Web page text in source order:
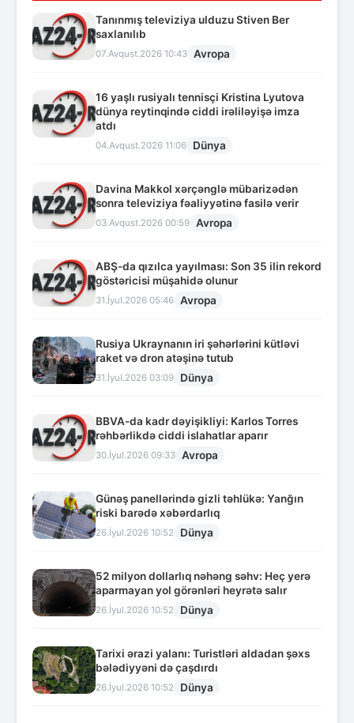
Tanınmış televiziya ulduzu Stiven Ber
saxlanılıb
07.Avqust.2026 10:43 Avropa
16 yaşlı rusiyalı tennisçi Kristina Lyutova
dünya reytinqində ciddi irəliləyişə imza
atdı
04.Avqust.2026 11:06 Dünya
Davina Makkol xərçənglə mübarizədən
sonra televiziya fəaliyyətinə fasilə verir
03.Avqust.2026 00:59 Avropa
ABŞ-da qızılca yayılması: Son 35 ilin rekord
göstəricisi müşahidə olunur
31.İyul.2026 05:46 Avropa
Rusiya Ukraynanın iri şəhərlərini kütləvi
raket və dron atəşinə tutub
31.İyul.2026 03:09 Dünya
BBVA-da kadr dəyişikliyi: Karlos Torres
rəhbərlikdə ciddi islahatlar aparır
30.İyul.2026 09:33 Avropa
Günəş panellərində gizli təhlükə: Yanğın
riski barədə xəbərdarlıq
26.İyul.2026 10:52 Dünya
52 milyon dollarlıq nəhəng səhv: Heç yerə
aparmayan yol görənləri heyrətə salır
26.İyul.2026 10:52 Dünya
Tarixi ərazi yalanı: Turistləri aldadan şəxs
bələdiyyəni də çaşdırdı
26.İyul.2026 10:52 Dünya